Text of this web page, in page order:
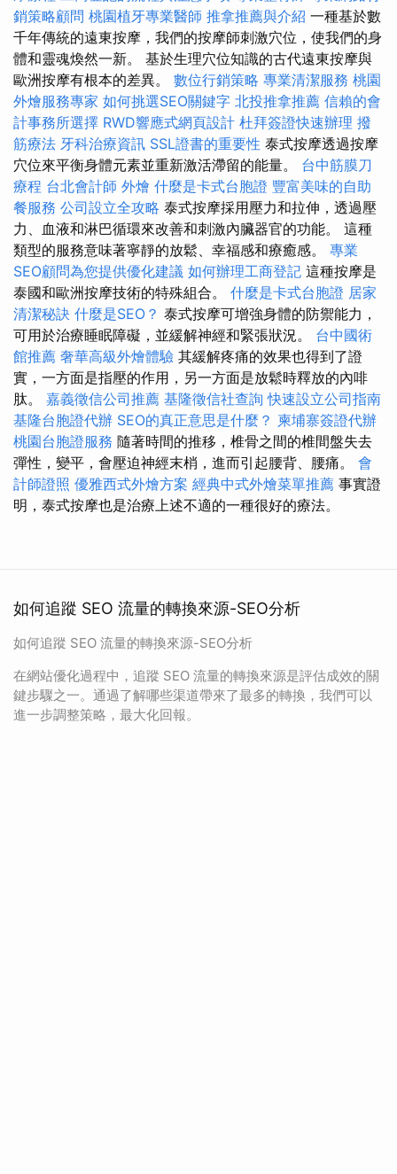
銷策略顧問 桃園植牙專業醫師 推拿推薦與介紹 一種基於數
千年傳統的遠東按摩，我們的按摩師刺激穴位，使我們的身
體和靈魂煥然一新。 基於生理穴位知識的古代遠東按摩與
歐洲按摩有根本的差異。 數位行銷策略 專業清潔服務 桃園
外燴服務專家 如何挑選SEO關鍵字 北投推拿推薦 信賴的會
計事務所選擇 RWD響應式網頁設計 杜拜簽證快速辦理 撥
筋療法 牙科治療資訊 SSL證書的重要性 泰式按摩透過按摩
穴位來平衡身體元素並重新激活滯留的能量。 台中筋膜刀
療程 台北會計師 外燴 什麼是卡式台胞證 豐富美味的自助
餐服務 公司設立全攻略 泰式按摩採用壓力和拉伸，透過壓
力、血液和淋巴循環來改善和刺激內臟器官的功能。 這種
類型的服務意味著寧靜的放鬆、幸福感和療癒感。 專業
SEO顧問為您提供優化建議 如何辦理工商登記 這種按摩是
泰國和歐洲按摩技術的特殊組合。 什麼是卡式台胞證 居家
清潔秘訣 什麼是SEO？ 泰式按摩可增強身體的防禦能力，
可用於治療睡眠障礙，並緩解神經和緊張狀況。 台中國術
館推薦 奢華高級外燴體驗 其緩解疼痛的效果也得到了證
實，一方面是指壓的作用，另一方面是放鬆時釋放的內啡
肽。 嘉義徵信公司推薦 基隆徵信社查詢 快速設立公司指南
基隆台胞證代辦 SEO的真正意思是什麼？ 柬埔寨簽證代辦
桃園台胞證服務 隨著時間的推移，椎骨之間的椎間盤失去
彈性，變平，會壓迫神經末梢，進而引起腰背、腰痛。 會
計師證照 優雅西式外燴方案 經典中式外燴菜單推薦 事實證
明，泰式按摩也是治療上述不適的一種很好的療法。
如何追蹤 SEO 流量的轉換來源-SEO分析
如何追蹤 SEO 流量的轉換來源-SEO分析
在網站優化過程中，追蹤 SEO 流量的轉換來源是評估成效的關
鍵步驟之一。通過了解哪些渠道帶來了最多的轉換，我們可以
進一步調整策略，最大化回報。